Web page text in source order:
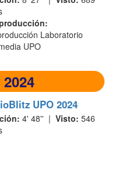
Laboratorio
UPO
UPO 2024
4' 48'' | Visto: 546